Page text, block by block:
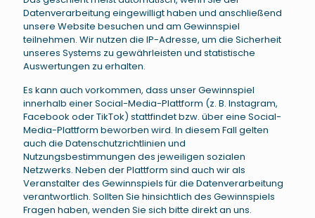
Datenverarbeitung eingewilligt haben und anschließend
unsere Website besuchen und am Gewinnspiel
teilnehmen. Wir nutzen die IP-Adresse, um die Sicherheit
unseres Systems zu gewährleisten und statistische
Auswertungen zu erhalten.
Es kann auch vorkommen, dass unser Gewinnspiel
innerhalb einer Social-Media-Plattform (z. B. Instagram,
Facebook oder TikTok) stattfindet bzw. über eine Social-
Media-Plattform beworben wird. In diesem Fall gelten
auch die Datenschutzrichtlinien und
Nutzungsbestimmungen des jeweiligen sozialen
Netzwerks. Neben der Plattform sind auch wir als
Veranstalter des Gewinnspiels für die Datenverarbeitung
verantwortlich. Sollten Sie hinsichtlich des Gewinnspiels
Fragen haben, wenden Sie sich bitte direkt an uns.